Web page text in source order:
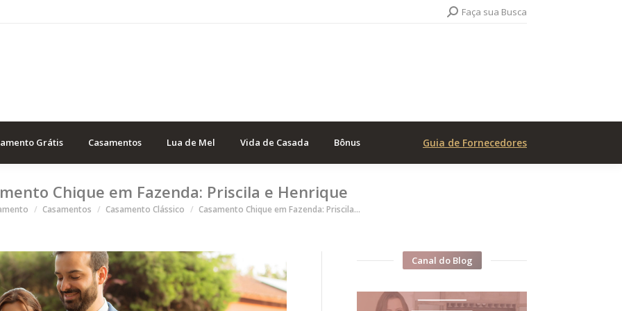
Search:Faça sua Busca
Grátis Casamentos Lua de Mel Vida de Casada Bônus Guia de Fornecedores
Chique em Fazenda: Priscila e Henrique
Casamentos Casamento Clássico Casamento Chique em Fazenda: Priscila…
Canal do Blog